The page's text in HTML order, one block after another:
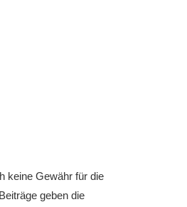
keine Gewähr für die
geben die